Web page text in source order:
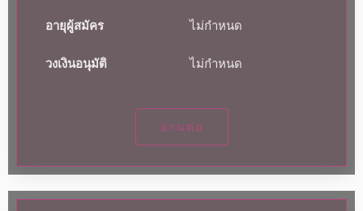
อายุผู้สมัคร ไม่กำหนด
วงเงินอนุมัติ ไม่กำหนด
อ่านต่อ